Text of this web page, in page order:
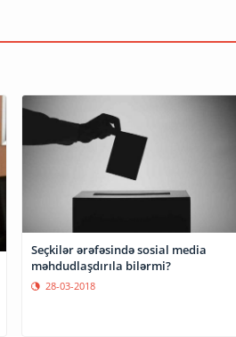
Seçkilər ərəfəsində sosial media
məhdudlaşdırıla bilərmi?
28-03-2018